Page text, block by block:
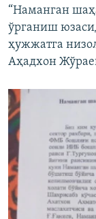
“Наманган
ўрганиш
ҳужжатга
Аҳадхон